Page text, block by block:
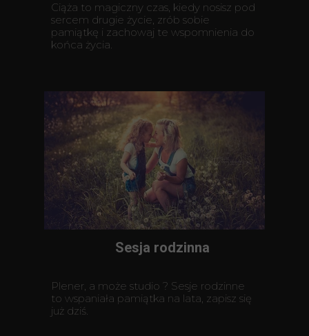
Ciąża to magiczny czas, kiedy nosisz pod
sercem drugie życie, zrób sobie
pamiątkę i zachowaj te wspomnienia do
końca życia.
Sesja rodzinna
Plener, a może studio ? Sesje rodzinne
to wspaniała pamiątka na lata, zapisz się
już dziś.